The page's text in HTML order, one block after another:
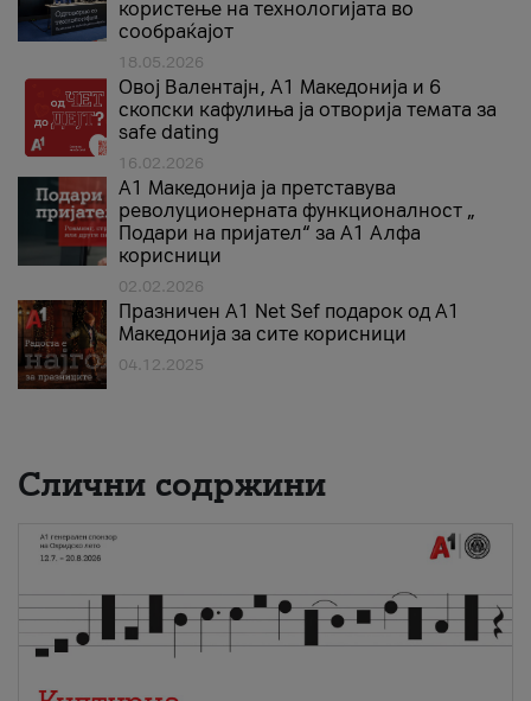
користење на технологијата во
сообраќајот
18.05.2026
Овој Валентајн, A1 Македонија и 6
скопски кафулиња ја отворија темата за
safe dating
16.02.2026
А1 Македонија ја претставува
револуционерната функционалност „
Подари на пријател“ за А1 Алфа
корисници
02.02.2026
Празничен A1 Net Sеf подарок од А1
Македонија за сите корисници
04.12.2025
Слични содржини